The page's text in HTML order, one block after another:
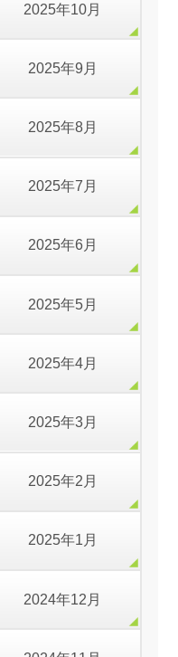
2025年10月
2025年9月
2025年8月
2025年7月
2025年6月
2025年5月
2025年4月
2025年3月
2025年2月
2025年1月
2024年12月